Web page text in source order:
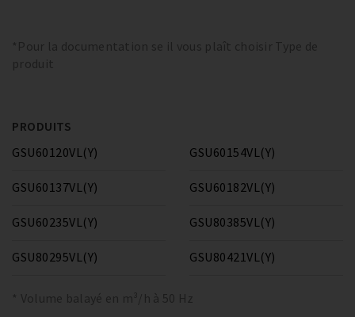
*Pour la documentation se il vous plaît choisir Type de
produit
PRODUITS
GSU60120VL(Y)
GSU60137VL(Y)
GSU60154VL(Y)
GSU60182VL(Y)
GSU60235VL(Y)
GSU80295VL(Y)
GSU80385VL(Y)
GSU80421VL(Y)
* Volume balayé en m³/h à 50 Hz